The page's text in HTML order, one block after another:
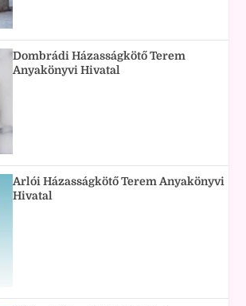
Dombrádi Házasságkötő Terem
Anyakönyvi Hivatal
Arlói Házasságkötő Terem Anyakönyvi
Hivatal